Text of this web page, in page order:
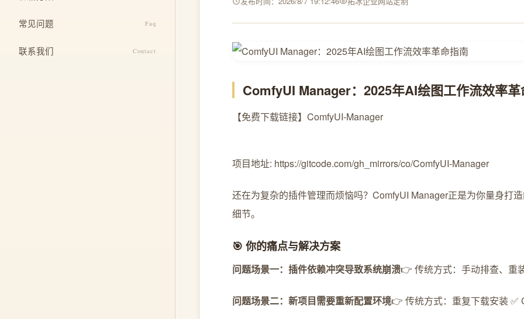
酒店住宿
常见问题 Faq
联系我们 Contact
ComfyUI Manager：2025年AI绘图工作流效率
【免费下载链接】ComfyUI-Manager
项目地址: https://gitcode.com/gh_mirrors/co/ComfyUI-Manager
还在为复杂的插件管理而烦恼吗？ComfyUI Manager正是为你量身打
细节。
🎯 你的痛点与解决方案
问题场景一：插件依赖冲突导致系统崩溃👉 传统方式：手动排查、重
问题场景二：新项目需要重新配置环境👉 传统方式：重复下载安装 ✅